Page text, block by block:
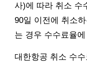
사)에 따라 취소 수
90일 이전에 취소
는 경우 수수료율
대한항공 취소 수